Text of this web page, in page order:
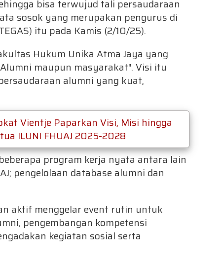
bisa terwujud tali persaudaraan
sosok yang merupakan pengurus di
itu pada Kamis (2/10/25).
Hukum Unika Atma Jaya yang
maupun masyarakat". Visi itu
alumni yang kuat,
Vientje Paparkan Visi, Misi hingga
ILUNI FHUAJ 2025-2028
program kerja nyata antara lain
pengelolaan database alumni dan
aktif menggelar event rutin untuk
pengembangan kompetensi
kegiatan sosial serta